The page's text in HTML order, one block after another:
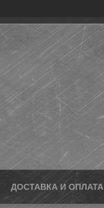
ДОСТАВКА И ОПЛАТА